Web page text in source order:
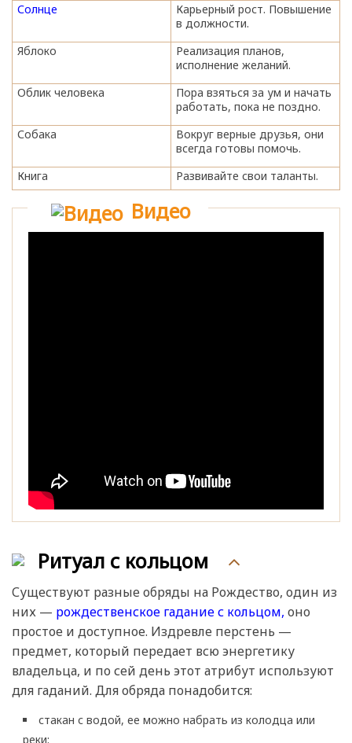
Солнце
Карьерный рост. Повышение
в должности.
Яблоко
Реализация планов,
исполнение желаний.
Облик человека
Пора взяться за ум и начать
работать, пока не поздно.
Собака
Вокруг верные друзья, они
всегда готовы помочь.
Книга
Развивайте свои таланты.
Видео
Ритуал с кольцом
Существуют разные обряды на Рождество, один из
них — рождественское гадание с кольцом, оно
простое и доступное. Издревле перстень —
предмет, который передает всю энергетику
владельца, и по сей день этот атрибут используют
для гаданий. Для обряда понадобится:
стакан с водой, ее можно набрать из колодца или
реки;